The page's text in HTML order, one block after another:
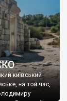
київський
на той час,